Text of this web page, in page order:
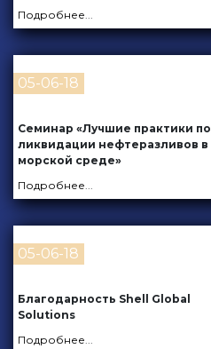
Подробнее...
05-06-18
Семинар «Лучшие практики по
ликвидации нефтеразливов в
морской среде»
Подробнее...
05-06-18
Благодарность Shell Global
Solutions
Подробнее...